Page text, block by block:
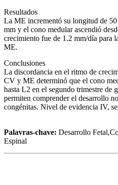
Resultados
La ME incrementó su longitud de
mm y el cono medular ascendió
crecimiento fue de 1.2 mm/día para
ME.
Conclusiones
La discordancia en el ritmo de
CV y ME determinó que el cono
hasta L2 en el segundo trimestre de
permiten comprender el desarrollo
congénitas. Nivel de evidencia IV,
Palavras-chave: Desarrollo
Espinal